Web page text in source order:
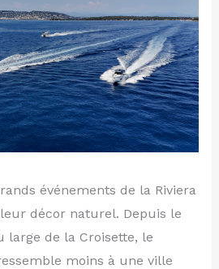
événements de la Riviera
décor naturel. Depuis le
large de la Croisette, le
moins à une ville